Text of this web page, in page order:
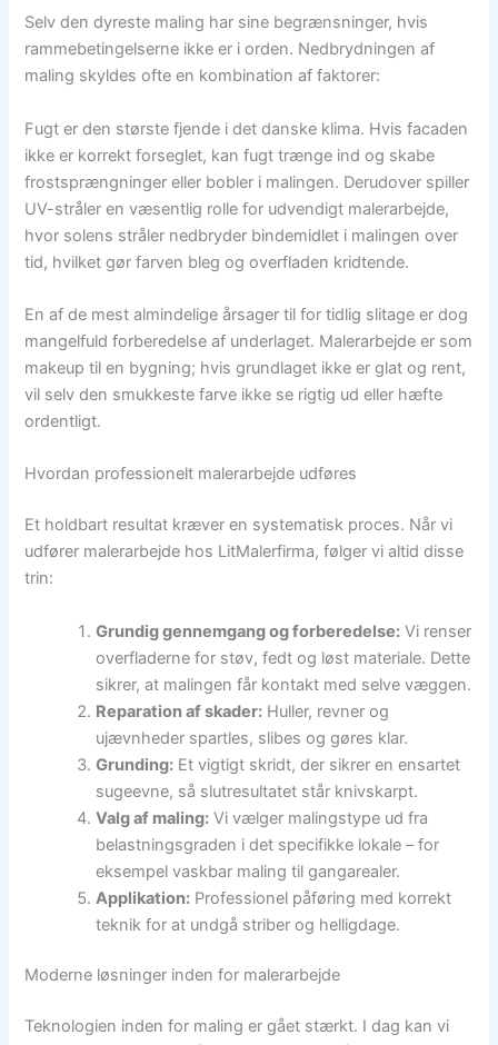
Selv den dyreste maling har sine begrænsninger, hvis
rammebetingelserne ikke er i orden. Nedbrydningen af
maling skyldes ofte en kombination af faktorer:
Fugt er den største fjende i det danske klima. Hvis facaden
ikke er korrekt forseglet, kan fugt trænge ind og skabe
frostsprængninger eller bobler i malingen. Derudover spiller
UV-stråler en væsentlig rolle for udvendigt malerarbejde,
hvor solens stråler nedbryder bindemidlet i malingen over
tid, hvilket gør farven bleg og overfladen kridtende.
En af de mest almindelige årsager til for tidlig slitage er dog
mangelfuld forberedelse af underlaget. Malerarbejde er som
makeup til en bygning; hvis grundlaget ikke er glat og rent,
vil selv den smukkeste farve ikke se rigtig ud eller hæfte
ordentligt.
Hvordan professionelt malerarbejde udføres
Et holdbart resultat kræver en systematisk proces. Når vi
udfører malerarbejde hos LitMalerfirma, følger vi altid disse
trin:
Grundig gennemgang og forberedelse: Vi renser
overfladerne for støv, fedt og løst materiale. Dette
sikrer, at malingen får kontakt med selve væggen.
Reparation af skader: Huller, revner og
ujævnheder spartles, slibes og gøres klar.
Grunding: Et vigtigt skridt, der sikrer en ensartet
sugeevne, så slutresultatet står knivskarpt.
Valg af maling: Vi vælger malingstype ud fra
belastningsgraden i det specifikke lokale – for
eksempel vaskbar maling til gangarealer.
Applikation: Professionel påføring med korrekt
teknik for at undgå striber og helligdage.
Moderne løsninger inden for malerarbejde
Teknologien inden for maling er gået stærkt. I dag kan vi